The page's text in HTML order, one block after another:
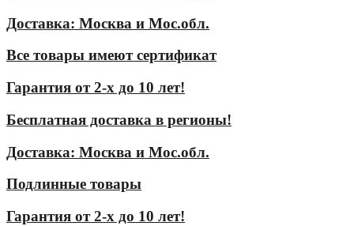
Доставка: Москва и Мос.обл.
Все товары имеют сертификат
Гарантия от 2-х до 10 лет!
Бесплатная доставка в регионы!
Доставка: Москва и Мос.обл.
Подлинные товары
Гарантия от 2-х до 10 лет!